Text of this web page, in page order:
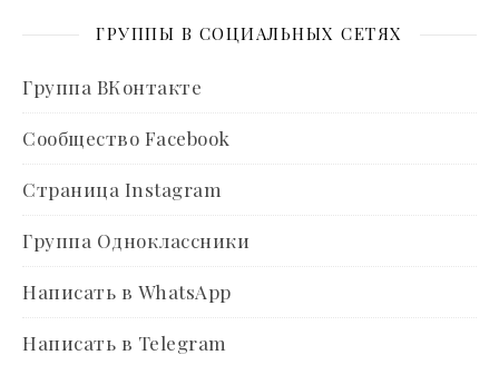
ГРУППЫ В СОЦИАЛЬНЫХ СЕТЯХ
Группа ВКонтакте
Сообщество Facebook
Страница Instagram
Группа Одноклассники
Написать в WhatsApp
Написать в Telegram